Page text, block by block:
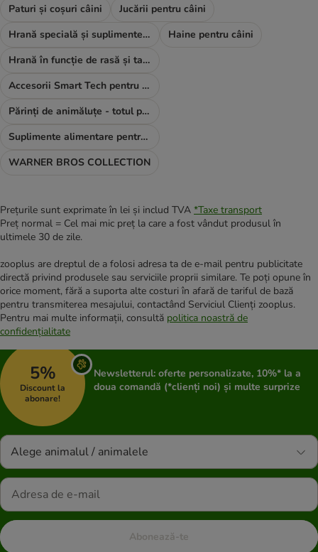
Paturi și coșuri câini
Jucării pentru câini
Hrană specială și suplimente alimentare
Haine pentru câini
Hrană în funcție de rasă și talie
Accesorii Smart Tech pentru câini
Părinți de animăluțe - totul pentru TINE
Suplimente alimentare pentru câini
WARNER BROS COLLECTION
Prețurile sunt exprimate în lei și includ TVA *Taxe transport
Preț normal = Cel mai mic preț la care a fost vândut produsul în
ultimele 30 de zile.
zooplus are dreptul de a folosi adresa ta de e-mail pentru publicitate
directă privind produsele sau serviciile proprii similare. Te poți opune în
orice moment, fără a suporta alte costuri în afară de tariful de bază
pentru transmiterea mesajului, contactând Serviciul Clienți zooplus.
Pentru mai multe informații, consultă politica noastră de
confidențialitate
5%
Discount la
abonare!
Newsletterul: oferte personalizate, 10%* la a
doua comandă (*clienți noi) și multe surprize
Alege animalul / animalele
Abonează-te